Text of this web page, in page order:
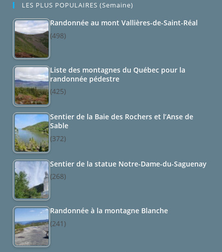
LES PLUS POPULAIRES (semaine)
Randonnée au mont Vallières-de-Saint-Réal
(498)
Liste des montagnes du Québec pour la
randonnée pédestre
(425)
Sentier de la Baie des Rochers et l’Anse de
Sable
(372)
Sentier de la statue Notre-Dame-du-Saguenay
(268)
Randonnée à la montagne Blanche
(241)